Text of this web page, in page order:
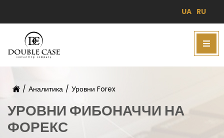
UA RU
/ Аналитика / Уровни Forex
УРОВНИ ФИБОНАЧЧИ НА
ФОРЕКС